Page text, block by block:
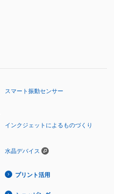
スマート振動センサー
インクジェットによるものづくり
水晶デバイス
プリント活用